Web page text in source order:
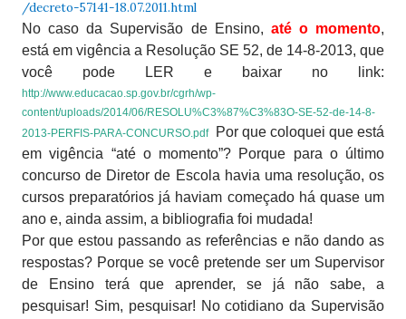
/decreto-57141-18.07.2011.html
No caso da Supervisão de Ensino, até o momento,
está em vigência a Resolução SE 52, de 14-8-2013, que
você pode LER e baixar no link:
http://www.educacao.sp.gov.br/cgrh/wp-
content/uploads/2014/06/RESOLU%C3%87%C3%83O-SE-52-de-14-8-
2013-PERFIS-PARA-CONCURSO.pdf
Por que coloquei que está
em vigência “até o momento”? Porque para o último
concurso de Diretor de Escola havia uma resolução, os
cursos preparatórios já haviam começado há quase um
ano e, ainda assim, a bibliografia foi mudada!
Por que estou passando as referências e não dando as
respostas? Porque se você pretende ser um Supervisor
de Ensino terá que aprender, se já não sabe, a
pesquisar! Sim, pesquisar! No cotidiano da Supervisão